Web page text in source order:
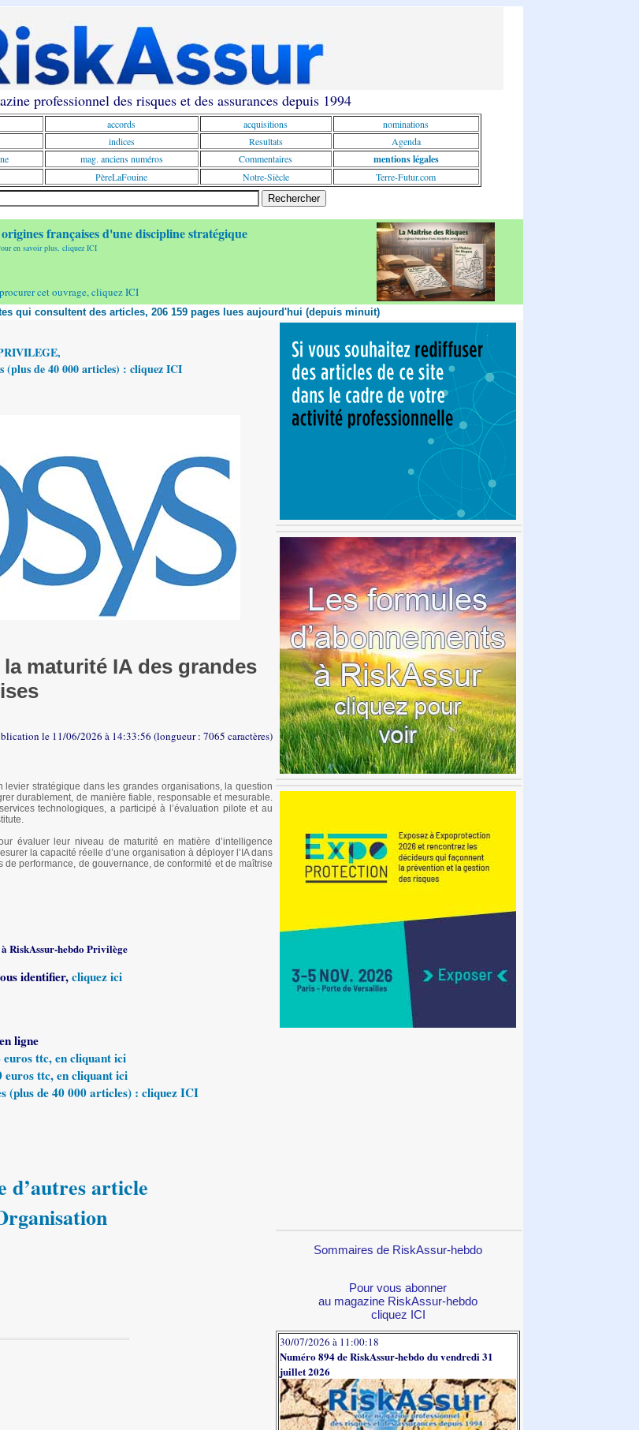
professionnel des risques et des assurances depuis 1994
accords acquisitions
nominations
indices Resultats
Agenda
mag. anciens numéros Commentaires mentions légales
PèreLaFouine Notre-Siècle Terre-Futur.com
françaises d'une discipline stratégique
en savoir plus, cliquez ICI
cet ouvrage, cliquez ICI
qui consultent des articles, 206 159 pages lues aujourd'hui (depuis minuit)
(plus de 40 000 articles) : cliquez ICI
maturité IA des grandes
le 11/06/2026 à 14:33:56 (longueur : 7065 caractères)
levier stratégique dans les grandes organisations, la question
durablement, de manière fiable, responsable et mesurable.
technologiques, a participé à l’évaluation pilote et au
évaluer leur niveau de maturité en matière d’intelligence
la capacité réelle d’une organisation à déployer l’IA dans
performance, de gouvernance, de conformité et de maîtrise
RiskAssur-hebdo Privilège
identifier,cliquez ici
ligne
ttc, en cliquant ici
euros ttc, en cliquant ici
(plus de 40 000 articles) : cliquez ICI
article
Sommaires de RiskAssur-hebdo
Pour vous abonner
au magazine RiskAssur-hebdo
cliquez ICI
30/07/2026 à 11:00:18
Numéro 894 de RiskAssur-hebdo du vendredi 31
juillet 2026